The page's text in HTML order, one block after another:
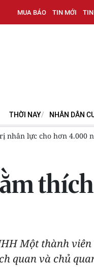
MUA BÁO TIN MỚI
THỜI NAY NHÂN DÂN
nhân lực cho hơn 4.000
Một thành viên
quan và chủ